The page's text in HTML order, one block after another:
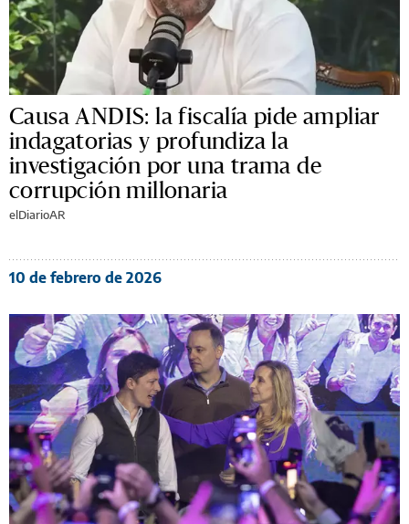
Causa ANDIS: la fiscalía pide ampliar
indagatorias y profundiza la
investigación por una trama de
corrupción millonaria
elDiarioAR
10 de febrero de 2026